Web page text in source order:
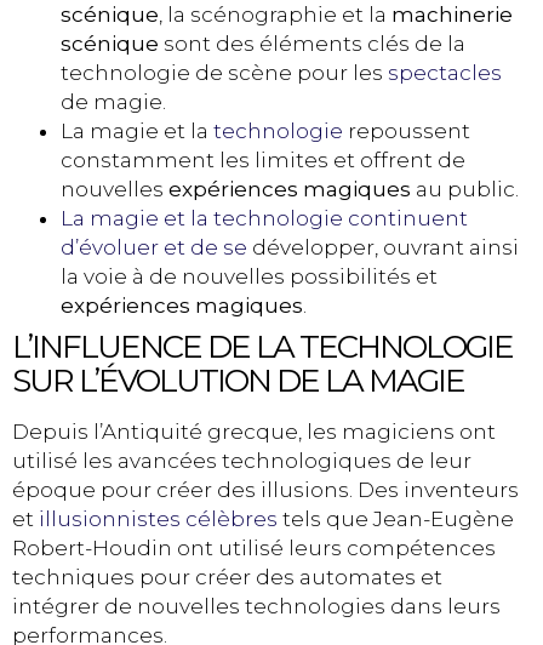
scénique, la scénographie et la machinerie
scénique sont des éléments clés de la
technologie de scène pour les spectacles
de magie.
La magie et la technologie repoussent
constamment les limites et offrent de
nouvelles expériences magiques au public.
La magie et la technologie continuent
d’évoluer et de se développer, ouvrant ainsi
la voie à de nouvelles possibilités et
expériences magiques.
L’INFLUENCE DE LA TECHNOLOGIE
SUR L’ÉVOLUTION DE LA MAGIE
Depuis l’Antiquité grecque, les magiciens ont
utilisé les avancées technologiques de leur
époque pour créer des illusions. Des inventeurs
et illusionnistes célèbres tels que Jean-Eugène
Robert-Houdin ont utilisé leurs compétences
techniques pour créer des automates et
intégrer de nouvelles technologies dans leurs
performances.